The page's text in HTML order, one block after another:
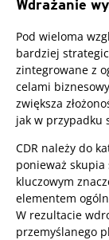
Wdrażanie
Pod wieloma
bardziej
zintegrowane z
celami
zwiększa
jak w przypadku
CDR należy do
ponieważ
kluczowym
elementem
W rezultacie
przemyślanego